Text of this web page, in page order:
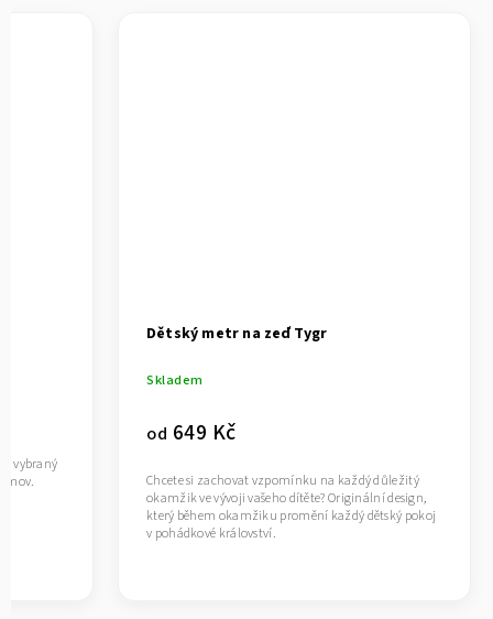
vybraný
Dětský metr na zeď Tygr
Skladem
od 649 Kč
Chcete si zachovat vzpomínku na každý důležitý
okamžik ve vývoji vašeho dítěte? Originální design,
který během okamžiku promění každý dětský pokoj
v pohádkové království.